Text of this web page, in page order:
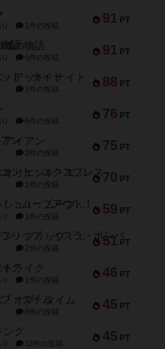
91 PT
1件の投稿
91 PT
城の物語
6件の投稿
88 PT
アット・ナイト
1件の投稿
76 PT
6件の投稿
75 PT
アイアン
2件の投稿
70 PT
トランスオリエント・エクスプレス
1件の投稿
59 PT
アンブッシュ！：ムーブアウト！
1件の投稿
51 PT
キャプテン・フリップ：イスラ・ボンバ
2件の投稿
46 PT
ライク
1件の投稿
45 PT
・オブ・タイム
8件の投稿
45 PT
ング
12件の投稿